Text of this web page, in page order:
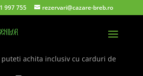
997 755 rezervari@cazare-breb.ro
achita inclusiv cu carduri de